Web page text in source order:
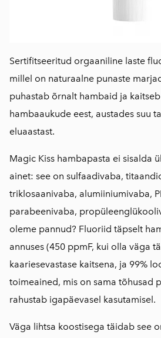
Sertifitseeritud orgaaniline laste
millel on naturaalne punaste
puhastab õrnalt hambaid ja
hambaaukude eest, austades suu
eluaastast.
Magic Kiss hambapasta ei sisalda
ainet: see on sulfaadivaba,
triklosaanivaba, alumiiniumivaba,
parabeenivaba,
oleme pannud? Fluoriid täpselt
annuses (450 ppmF, kui olla väga
kaariesevastase kaitsena, ja 99%
toimeained, mis on sama tõhusad
rahustab igapäevasel kasutamisel.
Väga lihtsa koostisega täidab see